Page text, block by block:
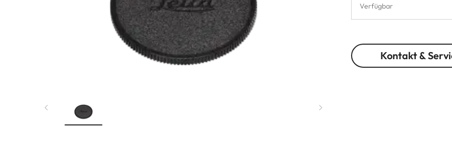
Verfügbar
Kontakt &